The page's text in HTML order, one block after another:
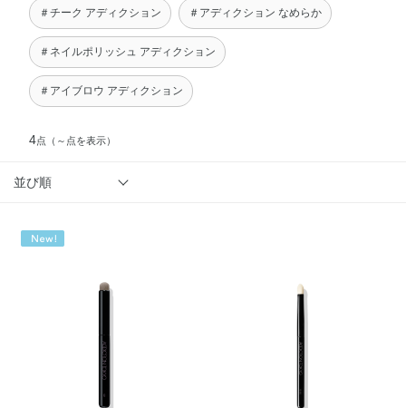
＃チーク アディクション ＃アディクション なめらか
＃ネイルポリッシュ アディクション
＃アイブロウ アディクション
4点 （～点を表示）
並び順